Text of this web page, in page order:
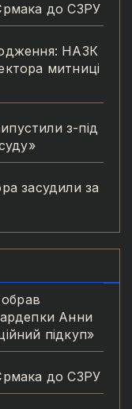
до СЗРУ
НАЗК
митниці
з-під
засудили за
Анни
підкуп»
до СЗРУ